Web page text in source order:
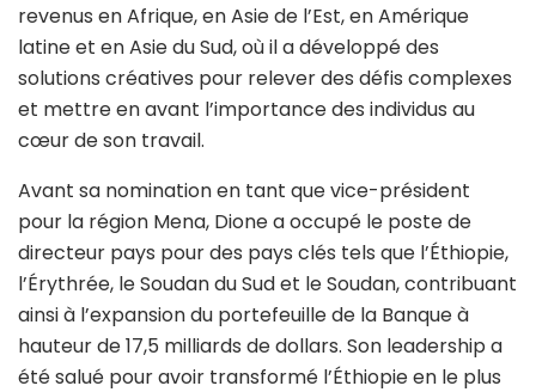
revenus en Afrique, en Asie de l’Est, en Amérique
latine et en Asie du Sud, où il a développé des
solutions créatives pour relever des défis complexes
et mettre en avant l’importance des individus au
cœur de son travail.
Avant sa nomination en tant que vice-président
pour la région Mena, Dione a occupé le poste de
directeur pays pour des pays clés tels que l’Éthiopie,
l’Érythrée, le Soudan du Sud et le Soudan, contribuant
ainsi à l’expansion du portefeuille de la Banque à
hauteur de 17,5 milliards de dollars. Son leadership a
été salué pour avoir transformé l’Éthiopie en le plus